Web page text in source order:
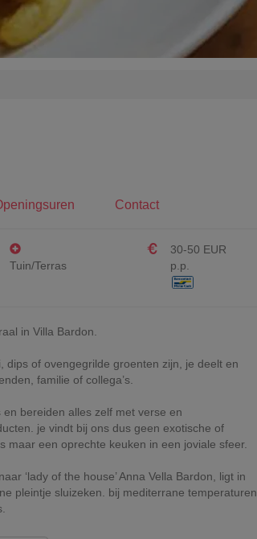
Contact
Tuin/Terras
30-50 EUR
p.p.
in Villa Bardon.
dips of ovengegrilde groenten zijn, je deelt en
familie of collega’s.
bereiden alles zelf met verse en
je vindt bij ons dus geen exotische of
maar een oprechte keuken in een joviale sfeer.
‘lady of the house’ Anna Vella Bardon, ligt in
pleintje sluizeken. bij mediterrane temperaturen